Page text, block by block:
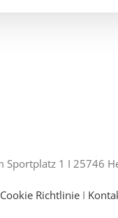
Sportplatz 1 I 25746
Cookie Richtlinie I